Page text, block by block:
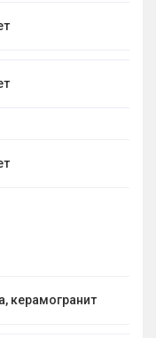
керамогранит